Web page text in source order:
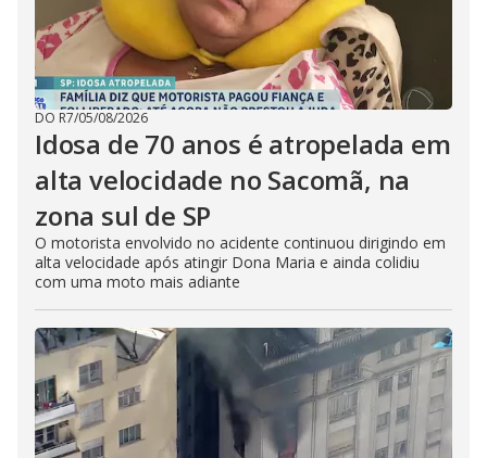
DO R7/05/08/2026
Idosa de 70 anos é atropelada em
alta velocidade no Sacomã, na
zona sul de SP
O motorista envolvido no acidente continuou dirigindo em
alta velocidade após atingir Dona Maria e ainda colidiu
com uma moto mais adiante